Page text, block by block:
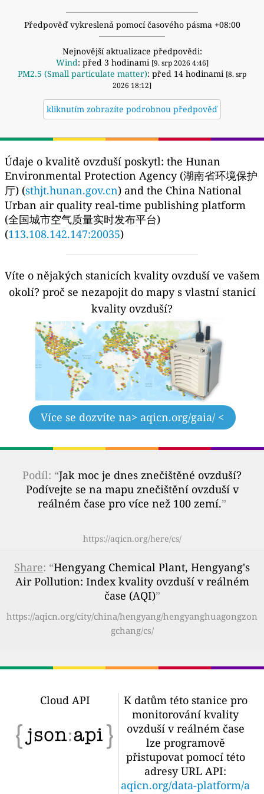
Předpověď vykreslená pomocí časového pásma +08:00
Nejnovější aktualizace předpovědi:
Wind: před 3 hodinami [9. srp 2026 4:46]
PM2.5 (Small particulate matter): před 14 hodinami [8. srp
2026 18:12]
kliknutím zobrazíte podrobnou předpověď
Údaje o kvalitě ovzduší poskytl: the Hunan
Environmental Protection Agency (湖南省环境保护
厅) (sthjt.hunan.gov.cn) and the China National
Urban air quality real-time publishing platform
(全国城市空气质量实时发布平台)
(113.108.142.147:20035)
Víte o nějakých stanicích kvality ovzduší ve vašem
okolí? proč se nezapojit do mapy s vlastní stanicí
kvality ovzduší?
Více se dozvíte na> aqicn.org/gaia/ <
Podíl: “Jak moc je dnes znečištěné ovzduší?
Podívejte se na mapu znečištění ovzduší v
reálném čase pro více než 100 zemí.”
https://aqicn.org/here/cs/
Share: “Hengyang Chemical Plant, Hengyang's
Air Pollution: Index kvality ovzduší v reálném
čase (AQI)”
https://aqicn.org/city/china/hengyang/hengyanghuagongzon
gchang/cs/
Cloud API
K datům této stanice pro
monitorování kvality
ovzduší v reálném čase
lze programově
přistupovat pomocí této
adresy URL API:
aqicn.org/data-platform/a